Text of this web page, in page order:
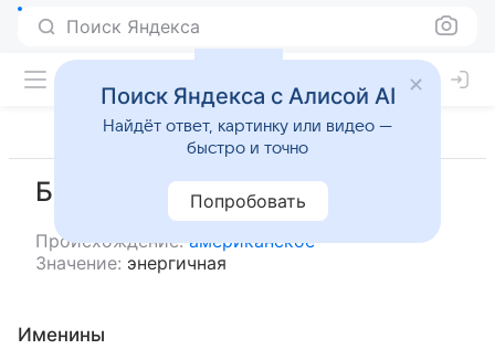
Поиск Яндекса
Бэмп
Происхождение: американское
Значение: энергичная
Именины
Поиск Яндекса с Алисой AI
Найдёт ответ, картинку или видео —
быстро и точно
Попробовать